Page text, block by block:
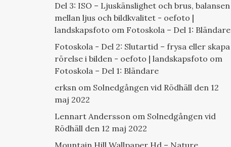
Del 3: ISO – Ljuskänslighet och brus, balansen
mellan ljus och bildkvalitet - oefoto |
landskapsfoto om Fotoskola – Del 1: Bländare
Fotoskola - Del 2: Slutartid – frysa eller skapa
rörelse i bilden - oefoto | landskapsfoto om
Fotoskola – Del 1: Bländare
erksn om Solnedgången vid Rödhäll den 12
maj 2022
Lennart Andersson om Solnedgången vid
Rödhäll den 12 maj 2022
Mountain Hill Wallpaper Hd – Nature